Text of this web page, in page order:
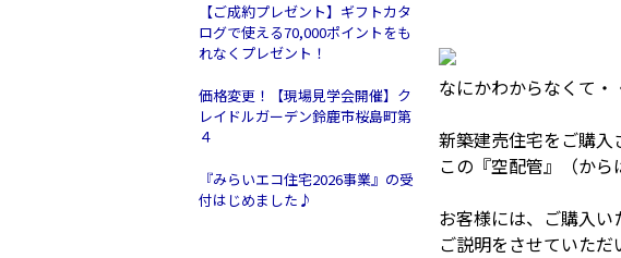
【ご成約プレゼント】ギフトカタ
ログで使える70,000ポイントをも
れなくプレゼント！
価格変更！【現場見学会開催】ク
レイドルガーデン鈴鹿市桜島町第
４
『みらいエコ住宅2026事業』の受
付はじめました♪
なにかわからなくて・
新築建売住宅をご購入
この『空配管』（か
お客様には、ご購入い
ご説明をさせていた